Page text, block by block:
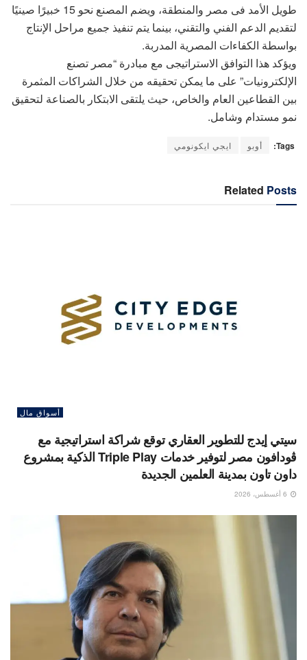
طويل الأمد فى مصر والمنطقة، ويضم المصنع نحو 15 خبيرًا صينيًا
لتقديم الدعم الفني والتقني، بينما يتم تنفيذ جميع مراحل الإنتاج
بواسطة الكفاءات المصرية المدربة.
ويؤكد هذا التوافق الاستراتيجى مع مبادرة “مصر تصنع
الإلكترونيات” على ما يمكن تحقيقه من خلال الشراكات المثمرة
بين القطاعين العام والخاص، حيث يلتقى الابتكار بالصناعة لتحقيق
نمو مستدام وشامل.
Tags: أوبو ايجي ايكونومي
Related Posts
أسواق مال
سيتي إيدج للتطوير العقاري توقع شراكة استراتيجية مع
ڤودافون مصر لتوفير خدمات Triple Play الذكية بمشروع
داون تاون بمدينة العلمين الجديدة